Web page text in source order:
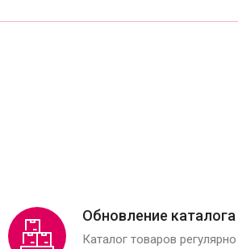
Обновление каталога
Каталог товаров регулярно